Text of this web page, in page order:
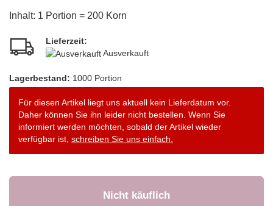
Inhalt: 1 Portion = 200 Korn
Lieferzeit:
Ausverkauft
Lagerbestand: 1000 Portion
Für diesen Artikel liegt uns aktuell kein Lieferdatum vor.
Daher können Sie ihn leider nicht bestellen. Wenn Sie
informiert werden möchten, sobald der Artikel wieder
verfügbar ist, schreiben Sie uns einfach.